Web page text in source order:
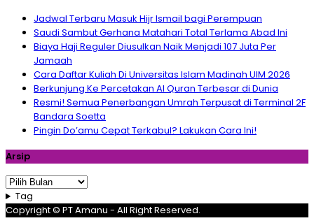
Jadwal Terbaru Masuk Hijr Ismail bagi Perempuan
Saudi Sambut Gerhana Matahari Total Terlama Abad Ini
Biaya Haji Reguler Diusulkan Naik Menjadi 107 Juta Per
Jamaah
Cara Daftar Kuliah Di Universitas Islam Madinah UIM 2026
Berkunjung Ke Percetakan Al Quran Terbesar di Dunia
Resmi! Semua Penerbangan Umrah Terpusat di Terminal 2F
Bandara Soetta
Pingin Do’amu Cepat Terkabul? Lakukan Cara Ini!
Arsip
Arsip
Tag
Copyright © PT Amanu - All Right Reserved.